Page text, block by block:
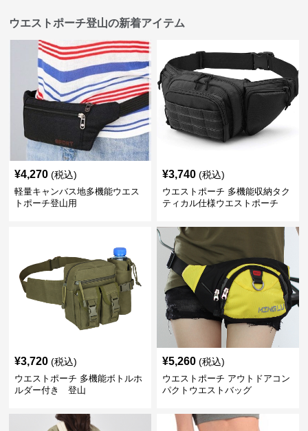
ウエストポーチ登山の新着アイテム
¥4,270 (税込)
軽量キャンバス地多機能ウエス
トポーチ登山用
¥3,740 (税込)
ウエストポーチ 多機能収納タク
ティカル仕様ウエストポーチ
¥3,720 (税込)
ウエストポーチ 多機能ボトルホ
ルダー付き 登山
¥5,260 (税込)
ウエストポーチ アウトドアコン
パクトウエストバッグ